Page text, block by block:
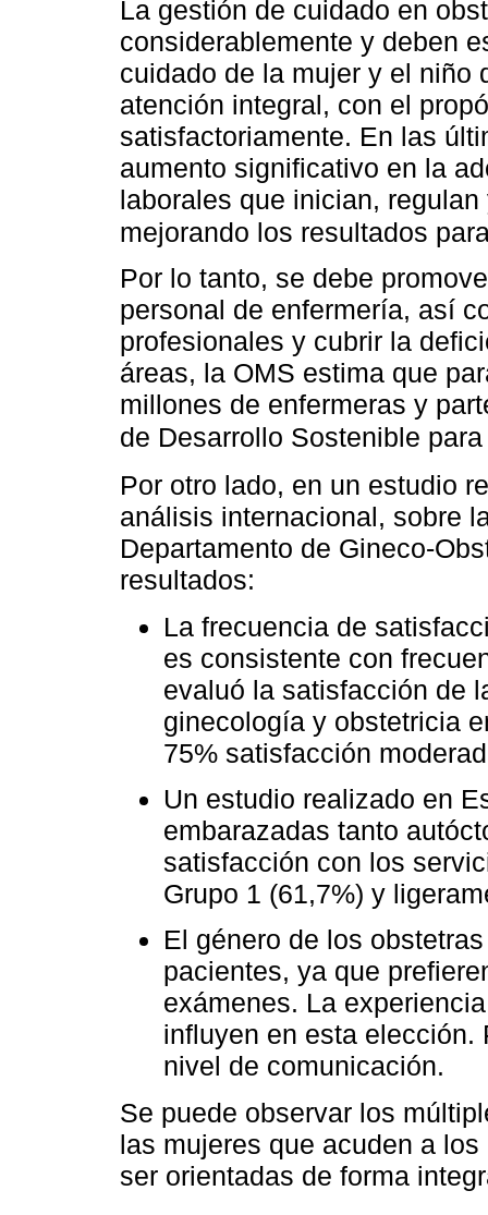
La gestión de cuidado en
considerablemente y deben
cuidado de la mujer y el niño
atención integral, con el
satisfactoriamente. En las
aumento significativo en la
laborales que inician,
mejorando los resultados
Por lo tanto, se debe
personal de enfermería, así
profesionales y cubrir la
áreas, la OMS estima que
millones de enfermeras y
de Desarrollo Sostenible
Por otro lado, en un estudio
análisis internacional, sobre
Departamento de Gineco-
resultados:
La frecuencia de
es consistente con
evaluó la satisfacción de
ginecología y obstetricia
75% satisfacción
Un estudio realizado en
embarazadas tanto
satisfacción con los
Grupo 1 (61,7%) y
El género de los
pacientes, ya que
exámenes. La
influyen en esta elección.
nivel de comunicación.
Se puede observar los
las mujeres que acuden a
ser orientadas de forma